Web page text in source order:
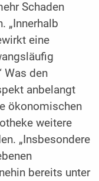
Schaden
„Innerhalb
eine
Was den
anbelangt
ökonomischen
weitere
„Insbesondere
bereits unter